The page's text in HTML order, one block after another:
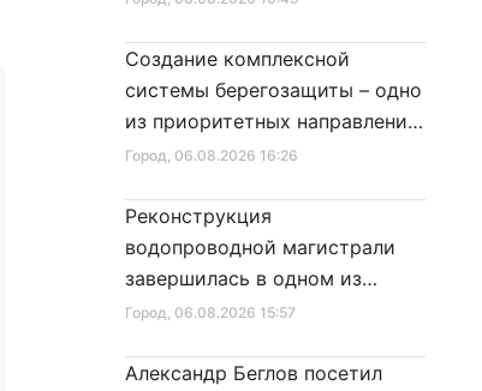
Город, 06.08.2026 16:26
Создание комплексной
системы берегозащиты – одно
из приоритетных направлений
развития Петербурга
Город, 06.08.2026 15:57
Реконструкция
водопроводной магистрали
завершилась в одном из
районов города
Александр Беглов посетил